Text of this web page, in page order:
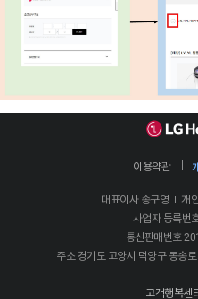
이용약관
대표이사 송구영 | 개
사업자 등록번
통신판매번호
주소 경기도 고양시 덕양구 동송
고객행복센